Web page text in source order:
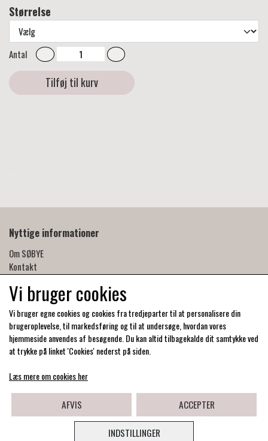
Størrelse
Antal
Tilføj til kurv
Nyttige informationer
Om SØBYE
Kontakt
Privatlivspolitik
Produktpleje og forgyldning
Forhandlere
Vi bruger cookies
Vi bruger egne cookies og cookies fra tredjeparter til at personalisere din
brugeroplevelse, til markedsføring og til at undersøge, hvordan vores
hjemmeside anvendes af besøgende. Du kan altid tilbagekalde dit samtykke ved
at trykke på linket 'Cookies' nederst på siden.
Læs mere om cookies her
INDSTILLINGER
AFVIS ACCEPTER